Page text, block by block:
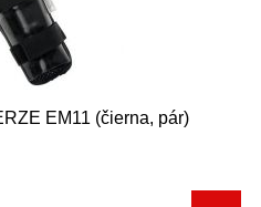
EM11 (čierna, pár)